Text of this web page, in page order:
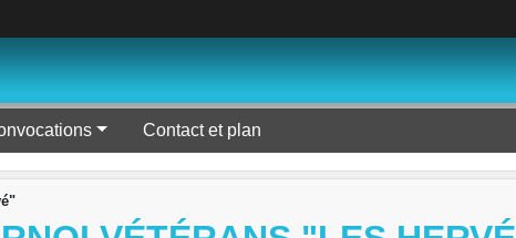
Contact et plan